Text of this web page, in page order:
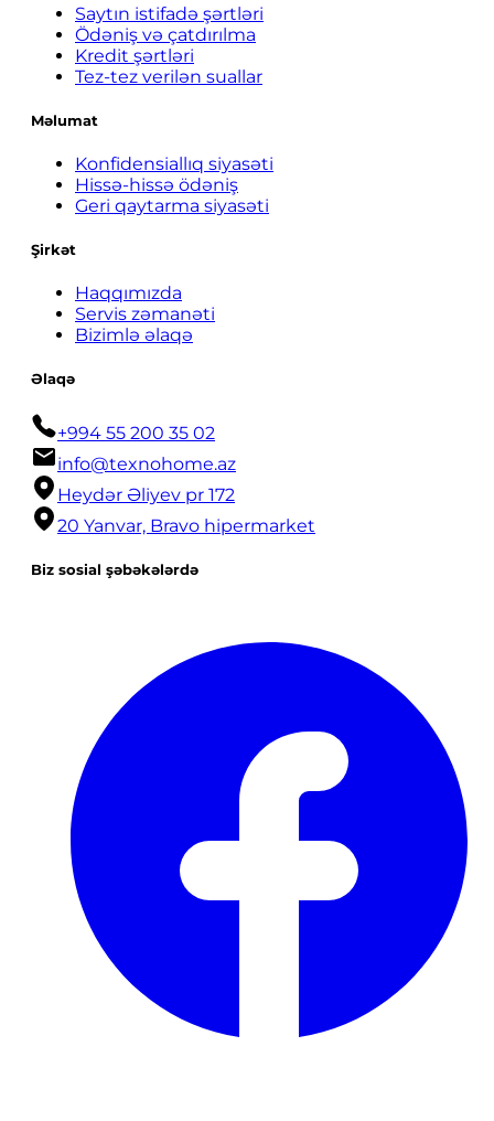
Saytın istifadə şərtləri
Ödəniş və çatdırılma
Kredit şərtləri
Tez-tez verilən suallar
Məlumat
Konfidensiallıq siyasəti
Hissə-hissə ödəniş
Geri qaytarma siyasəti
Şirkət
Haqqımızda
Servis zəmanəti
Bizimlə əlaqə
Əlaqə
+994 55 200 35 02
info@texnohome.az
Heydər Əliyev pr 172
20 Yanvar, Bravo hipermarket
Biz sosial şəbəkələrdə